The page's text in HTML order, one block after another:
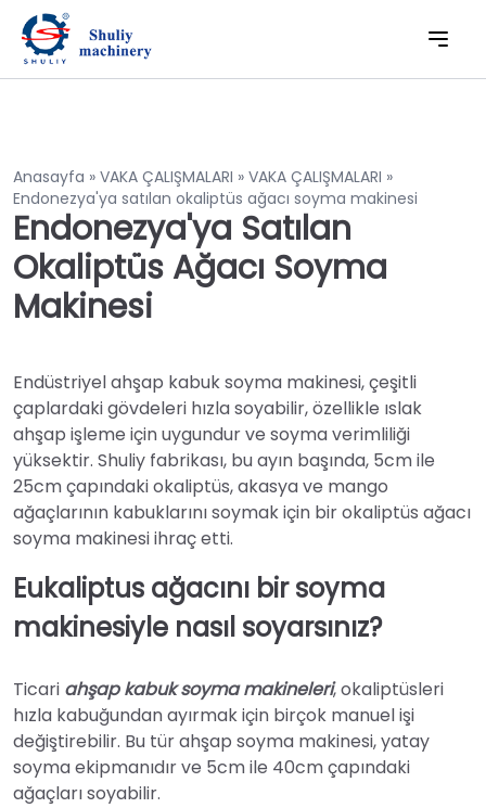
Anasayfa » VAKA ÇALIŞMALARI » VAKA ÇALIŞMALARI »
Endonezya'ya satılan okaliptüs ağacı soyma makinesi
Endonezya'ya Satılan
Okaliptüs Ağacı Soyma
Makinesi
Endüstriyel ahşap kabuk soyma makinesi, çeşitli
çaplardaki gövdeleri hızla soyabilir, özellikle ıslak
ahşap işleme için uygundur ve soyma verimliliği
yüksektir. Shuliy fabrikası, bu ayın başında, 5cm ile
25cm çapındaki okaliptüs, akasya ve mango
ağaçlarının kabuklarını soymak için bir okaliptüs ağacı
soyma makinesi ihraç etti.
Eukaliptus ağacını bir soyma
makinesiyle nasıl soyarsınız?
Ticari ahşap kabuk soyma makineleri, okaliptüsleri
hızla kabuğundan ayırmak için birçok manuel işi
değiştirebilir. Bu tür ahşap soyma makinesi, yatay
soyma ekipmanıdır ve 5cm ile 40cm çapındaki
ağaçları soyabilir.